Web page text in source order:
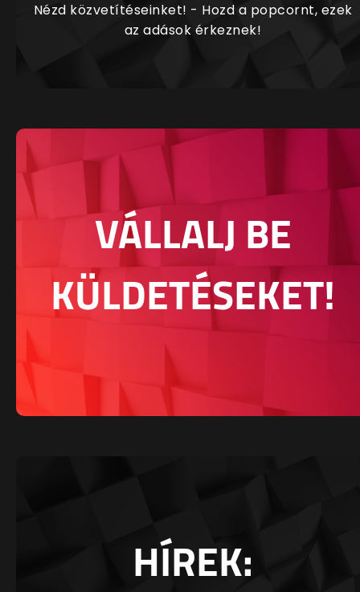
Nézd közvetítéseinket! - Hozd a popcornt, ezek
az adások érkeznek!
VÁLLALJ BE
KÜLDETÉSEKET!
HÍREK: